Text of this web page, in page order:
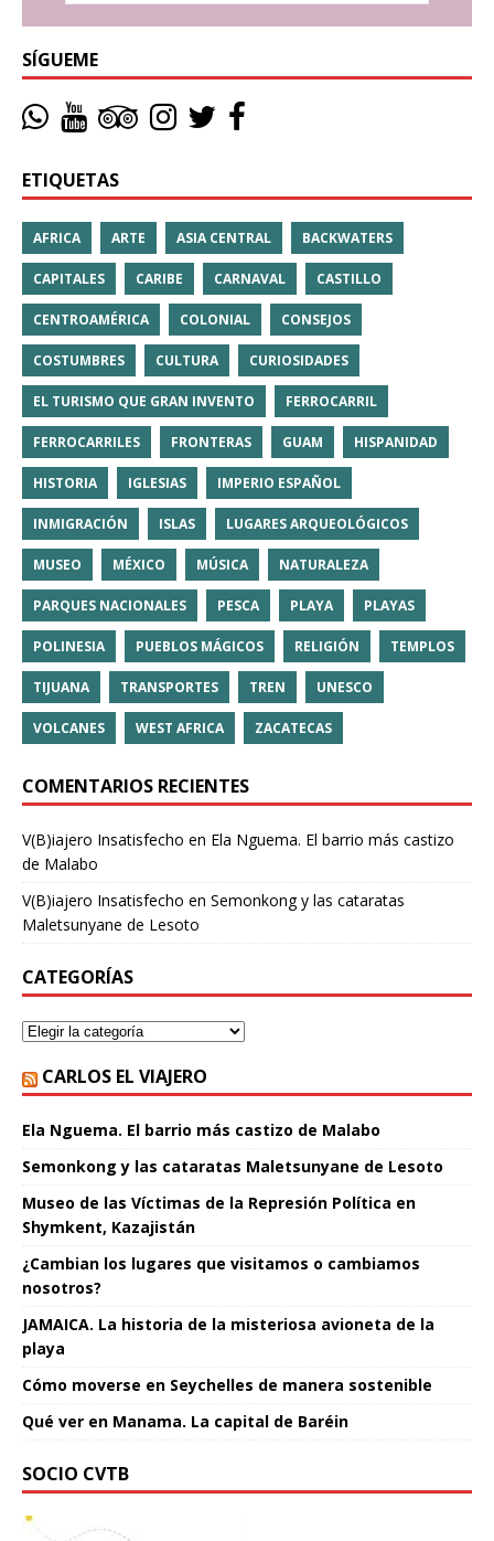
SÍGUEME
ETIQUETAS
AFRICA ARTE ASIA CENTRAL BACKWATERS
CAPITALES CARIBE CARNAVAL CASTILLO
CENTROAMÉRICA COLONIAL CONSEJOS
COSTUMBRES CULTURA CURIOSIDADES
EL TURISMO QUE GRAN INVENTO FERROCARRIL
FERROCARRILES FRONTERAS GUAM HISPANIDAD
HISTORIA IGLESIAS IMPERIO ESPAÑOL
INMIGRACIÓN ISLAS LUGARES ARQUEOLÓGICOS
MUSEO MÉXICO MÚSICA NATURALEZA
PARQUES NACIONALES PESCA PLAYA PLAYAS
POLINESIA PUEBLOS MÁGICOS RELIGIÓN TEMPLOS
TIJUANA TRANSPORTES TREN UNESCO
VOLCANES WEST AFRICA ZACATECAS
COMENTARIOS RECIENTES
V(B)iajero Insatisfecho en Ela Nguema. El barrio más castizo
de Malabo
V(B)iajero Insatisfecho en Semonkong y las cataratas
Maletsunyane de Lesoto
CATEGORÍAS
CARLOS EL VIAJERO
Ela Nguema. El barrio más castizo de Malabo
Semonkong y las cataratas Maletsunyane de Lesoto
Museo de las Víctimas de la Represión Política en
Shymkent, Kazajistán
¿Cambian los lugares que visitamos o cambiamos
nosotros?
JAMAICA. La historia de la misteriosa avioneta de la
playa
Cómo moverse en Seychelles de manera sostenible
Qué ver en Manama. La capital de Baréin
SOCIO CVTB